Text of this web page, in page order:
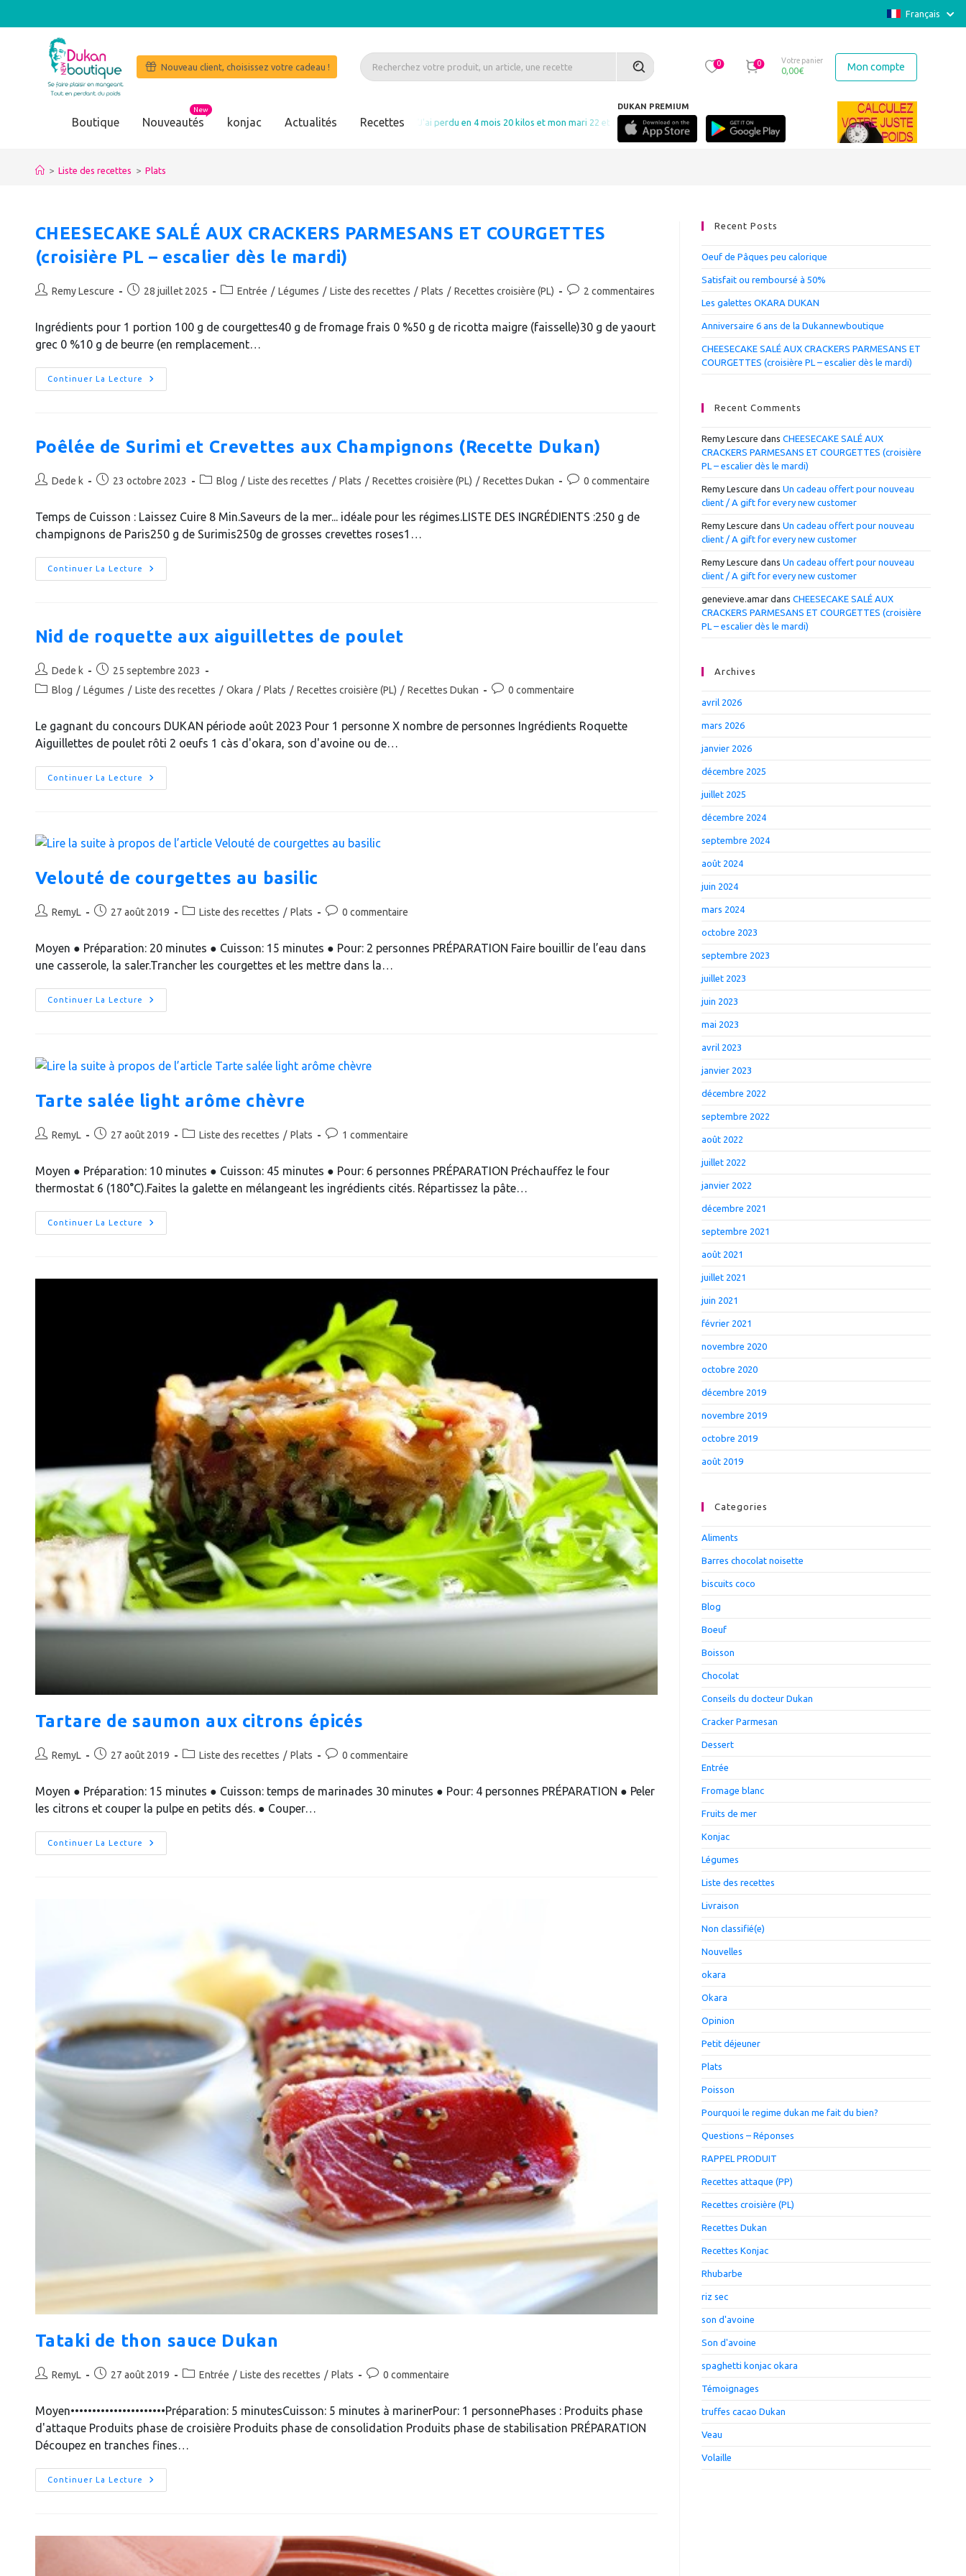
Français
Nouveau client, choisissez votre cadeau ! 0 0 Votre panier
0,00€ Mon compte
Boutique Nouveautés
New
konjac Actualités Recettes
"J'ai perdu en 4 mois 20 kilos et mon mari 22 et 8 mois après je n'ai rien repris" Martine Volle MAUBEC
DUKAN PREMIUM
> Liste des recettes > Plats
CHEESECAKE SALÉ AUX CRACKERS PARMESANS ET COURGETTES
(croisière PL – escalier dès le mardi)
Auteur/autrice
publication :
Remy Lescure
Publication
28 juillet 2025
PostEntrée / Légumes / Liste des recettes / Plats / Recettes croisière (PL)
Commentaires
la
publication :
2 commentaires
Ingrédients pour 1 portion 100 g de courgettes40 g de fromage frais 0 %50 g de ricotta maigre (faisselle)30 g de yaourt
grec 0 %10 g de beurre (en remplacement…
Continuer La Lecture
CHEESECAKE
SALÉ
COURGETTES
(croisière
Escalier
Mardi)
Poêlée de Surimi et Crevettes aux Champignons (Recette Dukan)
Auteur/autrice
publication :
Dede k
Publication
23 octobre 2023
PostBlog / Liste des recettes / Plats / Recettes croisière (PL) / Recettes Dukan
Commentaires
publication :
0 commentaire
Temps de Cuisson : Laissez Cuire 8 Min.Saveurs de la mer... idéale pour les régimes.LISTE DES INGRÉDIENTS :250 g de
champignons de Paris250 g de Surimis250g de grosses crevettes roses1…
Continuer La Lecture
Poêlée
De
Champignons
(Recette
Nid de roquette aux aiguillettes de poulet
Auteur/autrice
de
Dede k
Publication
publiée :
25 septembre 2023
PostBlog / Légumes / Liste des recettes / Okara / Plats / Recettes croisière (PL) / Recettes Dukan
Commentaires
publication :
0 commentaire
Le gagnant du concours DUKAN période août 2023 Pour 1 personne X nombre de personnes Ingrédients Roquette
Aiguillettes de poulet rôti 2 oeufs 1 càs d'okara, son d'avoine ou de…
Continuer La Lecture
Nid
De
Poulet
Velouté de courgettes au basilic
Auteur/autrice
la
publication :
RemyL
Publication
27 août 2019
PostListe des recettes / Plats
Commentaires
publication :
0 commentaire
Moyen ● Préparation: 20 minutes ● Cuisson: 15 minutes ● Pour: 2 personnes PRÉPARATION Faire bouillir de l’eau dans
une casserole, la saler.Trancher les courgettes et les mettre dans la…
Continuer La Lecture
Velouté
De
Tarte salée light arôme chèvre
Auteur/autrice
la
publication :
RemyL
Publication
27 août 2019
PostListe des recettes / Plats
Commentaires
publication :
1 commentaire
Moyen ● Préparation: 10 minutes ● Cuisson: 45 minutes ● Pour: 6 personnes PRÉPARATION Préchauffez le four
thermostat 6 (180°C).Faites la galette en mélangeant les ingrédients cités. Répartissez la pâte…
Continuer La Lecture
Tarte
Salée
Tartare de saumon aux citrons épicés
Auteur/autrice
publication :
RemyL
Publication
27 août 2019
PostListe des recettes / Plats
Commentaires
publication :
0 commentaire
Moyen ● Préparation: 15 minutes ● Cuisson: temps de marinades 30 minutes ● Pour: 4 personnes PRÉPARATION ● Peler
les citrons et couper la pulpe en petits dés. ● Couper…
Continuer La Lecture
Tartare
De
Tataki de thon sauce Dukan
Auteur/autrice
publication :
RemyL
Publication
27 août 2019
PostEntrée / Liste des recettes / Plats
Commentaires
publication :
0 commentaire
Moyen••••••••••••••••••••••Préparation: 5 minutesCuisson: 5 minutes à marinerPour: 1 personnePhases : Produits phase
d'attaque Produits phase de croisière Produits phase de consolidation Produits phase de stabilisation PRÉPARATION
Découpez en tranches fines…
Continuer La Lecture
Tataki
De
Recent Posts
Oeuf de Pâques peu calorique
Satisfait ou remboursé à 50%
Les galettes OKARA DUKAN
Anniversaire 6 ans de la Dukannewboutique
CHEESECAKE SALÉ AUX CRACKERS PARMESANS ET
COURGETTES (croisière PL – escalier dès le mardi)
Recent Comments
Remy Lescure dansCHEESECAKE SALÉ AUX
CRACKERS PARMESANS ET COURGETTES (croisière
PL – escalier dès le mardi)
Remy Lescure dansUn cadeau offert pour nouveau
client / A gift for every new customer
Remy Lescure dansUn cadeau offert pour nouveau
client / A gift for every new customer
Remy Lescure dansUn cadeau offert pour nouveau
client / A gift for every new customer
genevieve.amar dansCHEESECAKE SALÉ AUX
CRACKERS PARMESANS ET COURGETTES (croisière
PL – escalier dès le mardi)
Archives
avril 2026
mars 2026
janvier 2026
décembre 2025
juillet 2025
décembre 2024
septembre 2024
août 2024
juin 2024
mars 2024
octobre 2023
septembre 2023
juillet 2023
juin 2023
mai 2023
avril 2023
janvier 2023
décembre 2022
septembre 2022
août 2022
juillet 2022
janvier 2022
décembre 2021
septembre 2021
août 2021
juillet 2021
juin 2021
février 2021
novembre 2020
octobre 2020
décembre 2019
novembre 2019
octobre 2019
août 2019
Categories
Aliments
Barres chocolat noisette
biscuits coco
Blog
Boeuf
Boisson
Chocolat
Conseils du docteur Dukan
Cracker Parmesan
Dessert
Entrée
Fromage blanc
Fruits de mer
Konjac
Légumes
Liste des recettes
Livraison
Non classifié(e)
Nouvelles
okara
Okara
Opinion
Petit déjeuner
Plats
Poisson
Pourquoi le regime dukan me fait du bien?
Questions – Réponses
RAPPEL PRODUIT
Recettes attaque (PP)
Recettes croisière (PL)
Recettes Dukan
Recettes Konjac
Rhubarbe
riz sec
son d'avoine
Son d'avoine
spaghetti konjac okara
Témoignages
truffes cacao Dukan
Veau
Volaille